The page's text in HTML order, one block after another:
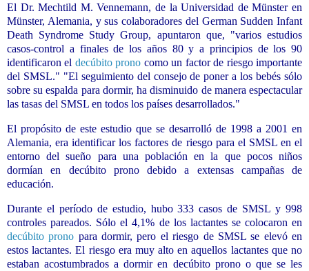
El Dr. Mechtild M. Vennemann, de la Universidad de Münster en
Münster, Alemania, y sus colaboradores del German Sudden Infant
Death Syndrome Study Group, apuntaron que, "varios estudios
casos-control a finales de los años 80 y a principios de los 90
identificaron el decúbito prono como un factor de riesgo importante
del SMSL." "El seguimiento del consejo de poner a los bebés sólo
sobre su espalda para dormir, ha disminuido de manera espectacular
las tasas del SMSL en todos los países desarrollados."
El propósito de este estudio que se desarrolló de 1998 a 2001 en
Alemania, era identificar los factores de riesgo para el SMSL en el
entorno del sueño para una población en la que pocos niños
dormían en decúbito prono debido a extensas campañas de
educación.
Durante el período de estudio, hubo 333 casos de SMSL y 998
controles pareados. Sólo el 4,1% de los lactantes se colocaron en
decúbito prono para dormir, pero el riesgo de SMSL se elevó en
estos lactantes. El riesgo era muy alto en aquellos lactantes que no
estaban acostumbrados a dormir en decúbito prono o que se les